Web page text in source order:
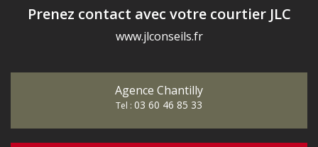
Prenez contact avec votre courtier JLC
www.jlconseils.fr
Agence Chantilly
Tel : 03 60 46 85 33